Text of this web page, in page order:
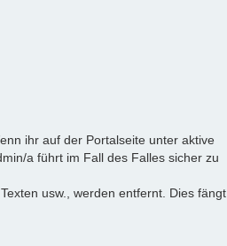
ihr auf der Portalseite unter aktive
a führt im Fall des Falles sicher zu
usw., werden entfernt. Dies fängt